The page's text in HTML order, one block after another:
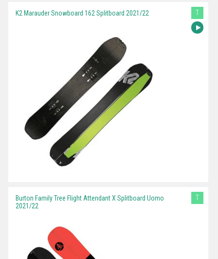
K2 Marauder Snowboard 162 Splitboard 2021/22 T
Burton Family Tree Flight Attendant X Splitboard Uomo
2021/22
T